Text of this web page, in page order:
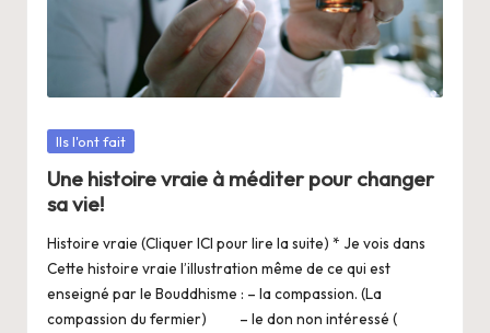
e
r
s
a
V
ie
Posté
Ils l'ont fait
Une histoire vraie à méditer pour changer
sa vie!
Histoire vraie (Cliquer ICI pour lire la suite) * Je vois dans
Cette histoire vraie l’illustration même de ce qui est
enseigné par le Bouddhisme : – la compassion. (La
compassion du fermier) – le don non intéressé (